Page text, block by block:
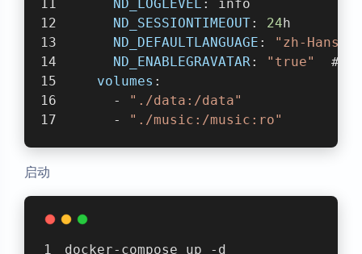
ND_LOGLEVEL : info
ND_SESSIONTIMEOUT: 24 h
ND_DEFAULTLANGUAGE :
"zh-Hans"
ND_ENABLEGRAVATAR: "true"
#
volumes :
      -
"./data:/data"
      -
"./music:/music:ro"
启动
docker-compose up -d